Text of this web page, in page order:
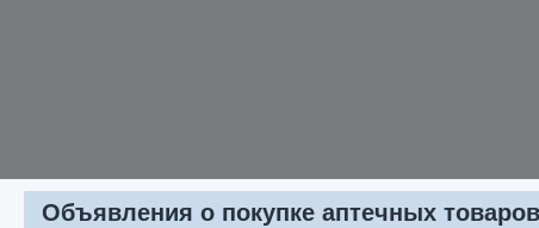
Объявления о покупке аптечных